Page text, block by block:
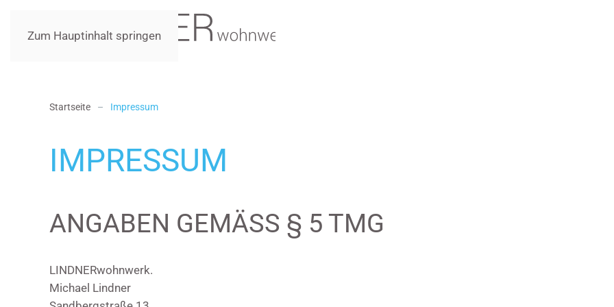
Zum Hauptinhalt springen
Startseite Impressum
IMPRESSUM
ANGABEN GEMÄSS § 5 TMG
LINDNERwohnwerk.
Michael Lindner